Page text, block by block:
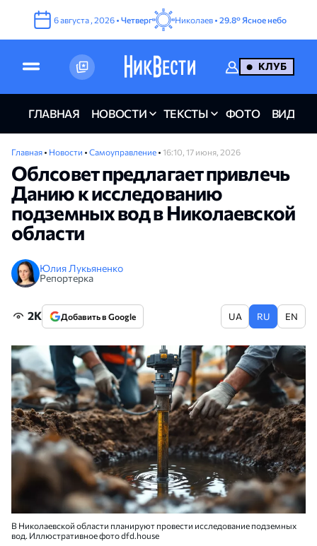
6августа , 2026 • Четверг Николаев • 29.8° Ясное небо
КЛУБ
ГЛАВНАЯ НОВОСТИ ТЕКСТЫ ФОТО ВИДЕО
Главная • Новости • Самоуправление • 16:10, 17 июня, 2026
Облсовет предлагает привлечь
Данию к исследованию
подземных вод в Николаевской
области
Юлия Лукьяненко
Репортерка
2K Добавить в Google UA RU EN
В Николаевской области планируют провести исследование подземных
вод. Иллюстративное фото dfd.house